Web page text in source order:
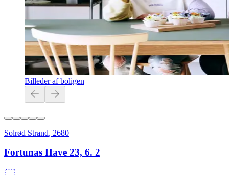
Billeder af boligen
Solrød Strand, 2680
Fortunas Have 23, 6. 2